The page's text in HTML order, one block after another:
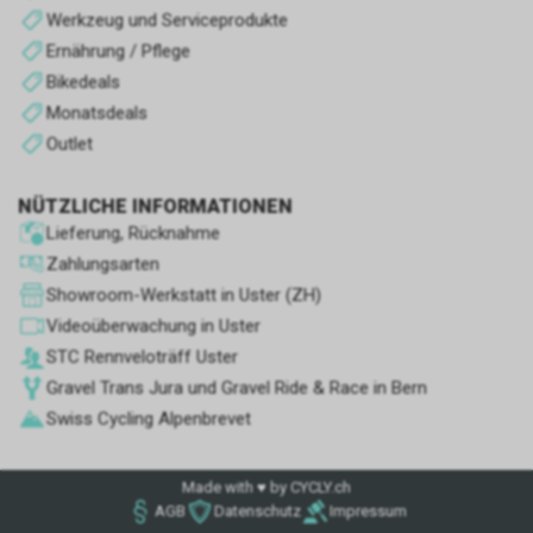
Werkzeug und Serviceprodukte
Ernährung / Pflege
Bikedeals
Monatsdeals
Outlet
NÜTZLICHE INFORMATIONEN
Lieferung, Rücknahme
Zahlungsarten
Showroom-Werkstatt in Uster (ZH)
Videoüberwachung in Uster
STC Rennve­loträff Uster
Gravel Trans Jura und Gravel Ride & Race in Bern
Swiss Cycling Alpenbrevet
Made with ♥ by CYCLY.ch
AGB
Datenschutz Impressum
optimieren.